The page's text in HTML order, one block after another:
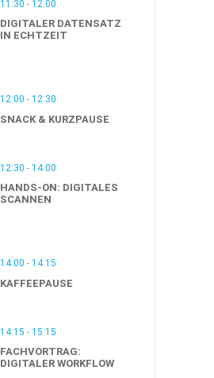
11:30 - 12:00
DIGITALER DATENSATZ
IN ECHTZEIT
12:00 - 12:30
SNACK & KURZPAUSE
12:30 - 14:00
HANDS-ON: DIGITALES
SCANNEN
14:00 - 14:15
KAFFEEPAUSE
14:15 - 15:15
FACHVORTRAG:
DIGITALER WORKFLOW